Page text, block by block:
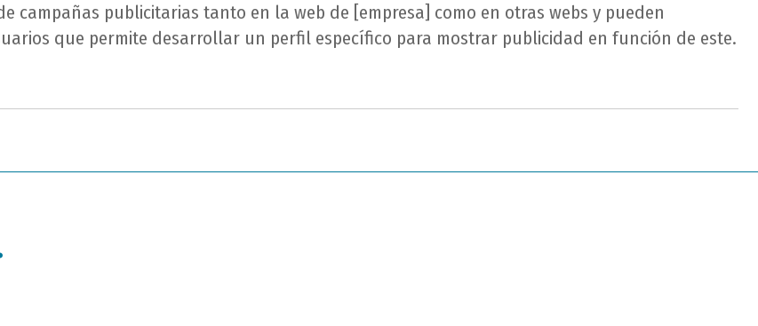
campañas publicitarias tanto en la web de [empresa] como en otras webs y pueden
que permite desarrollar un perfil específico para mostrar publicidad en función de este.